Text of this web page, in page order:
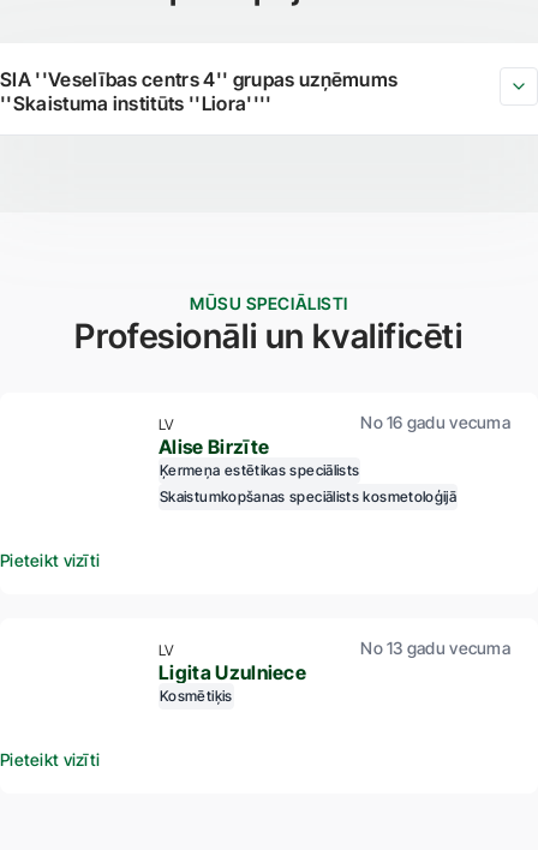
SIA ''Veselības centrs 4'' grupas uzņēmums
''Skaistuma institūts ''Liora''''
MŪSU SPECIĀLISTI
Profesionāli un kvalificēti
LV No 16 gadu vecuma
Alise Birzīte
Ķermeņa estētikas speciālists
Skaistumkopšanas speciālists kosmetoloģijā
Pieteikt vizīti
LV No 13 gadu vecuma
Ligita Uzulniece
Kosmētiķis
Pieteikt vizīti